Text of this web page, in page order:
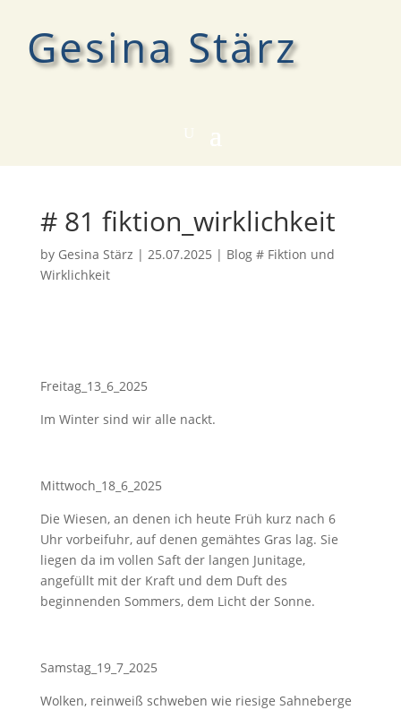
Gesina Stärz
# 81 fiktion_wirklichkeit
by Gesina Stärz | 25.07.2025 | Blog # Fiktion und
Wirklichkeit
Freitag_13_6_2025
Im Winter sind wir alle nackt.
Mittwoch_18_6_2025
Die Wiesen, an denen ich heute Früh kurz nach 6
Uhr vorbeifuhr, auf denen gemähtes Gras lag. Sie
liegen da im vollen Saft der langen Junitage,
angefüllt mit der Kraft und dem Duft des
beginnenden Sommers, dem Licht der Sonne.
Samstag_19_7_2025
Wolken, reinweiß schweben wie riesige Sahneberge